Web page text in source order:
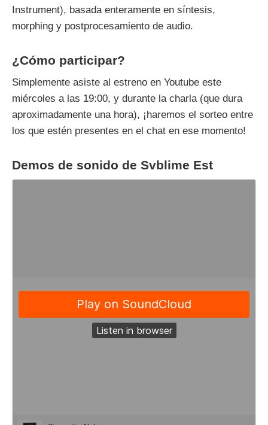
Instrument), basada enteramente en síntesis,
morphing y postprocesamiento de audio.
¿Cómo participar?
Simplemente asiste al estreno en Youtube este
miércoles a las 19:00, y durante la charla (que dura
aproximadamente una hora), ¡haremos el sorteo entre
los que estén presentes en el chat en ese momento!
Demos de sonido de Svblime Est